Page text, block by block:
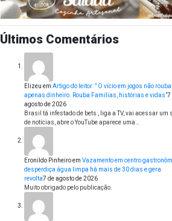
Últimos Comentários
Elizeu em Artigo do leitor: ” O vício em jogos não rouba
apenas dinheiro. Rouba Famílias, histórias e vidas”7
agosto de 2026
Brasil tá infestado de bets , liga a TV, vai acessar um
de notícias, abre o YouTube aparece uma…
Eronildo Pinheiroem Vazamento em centro
desperdiça água limpa há mais de 30 dias e gera
revolta7 de agosto de 2026
Muito obrigado pelo publicação.